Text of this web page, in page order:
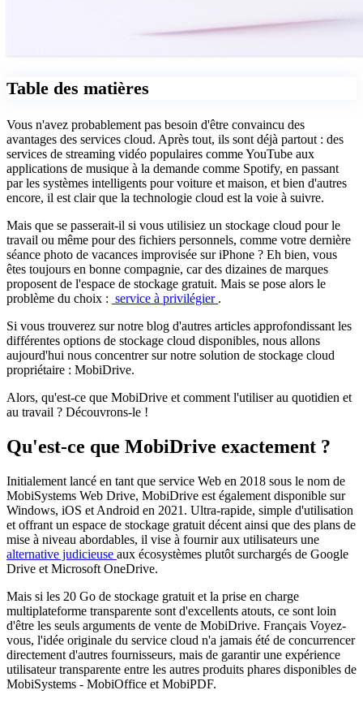
Table des matières
Vous n'avez probablement pas besoin d'être convaincu des
avantages des services cloud. Après tout, ils sont déjà partout : des
services de streaming vidéo populaires comme YouTube aux
applications de musique à la demande comme Spotify, en passant
par les systèmes intelligents pour voiture et maison, et bien d'autres
encore, il est clair que la technologie cloud est la voie à suivre.
Mais que se passerait-il si vous utilisiez un stockage cloud pour le
travail ou même pour des fichiers personnels, comme votre dernière
séance photo de vacances improvisée sur iPhone ? Eh bien, vous
êtes toujours en bonne compagnie, car des dizaines de marques
proposent de l'espace de stockage gratuit. Mais se pose alors le
problème du choix : service à privilégier .
Si vous trouverez sur notre blog d'autres articles approfondissant les
différentes options de stockage cloud disponibles, nous allons
aujourd'hui nous concentrer sur notre solution de stockage cloud
propriétaire : MobiDrive.
Alors, qu'est-ce que MobiDrive et comment l'utiliser au quotidien et
au travail ? Découvrons-le !
Qu'est-ce que MobiDrive exactement ?
Initialement lancé en tant que service Web en 2018 sous le nom de
MobiSystems Web Drive, MobiDrive est également disponible sur
Windows, iOS et Android en 2021. Ultra-rapide, simple d'utilisation
et offrant un espace de stockage gratuit décent ainsi que des plans de
mise à niveau abordables, il vise à fournir aux utilisateurs une
alternative judicieuse aux écosystèmes plutôt surchargés de Google
Drive et Microsoft OneDrive.
Mais si les 20 Go de stockage gratuit et la prise en charge
multiplateforme transparente sont d'excellents atouts, ce sont loin
d'être les seuls arguments de vente de MobiDrive. Français Voyez-
vous, l'idée originale du service cloud n'a jamais été de concurrencer
directement d'autres fournisseurs, mais de garantir une expérience
utilisateur transparente entre les autres produits phares disponibles de
MobiSystems - MobiOffice et MobiPDF.